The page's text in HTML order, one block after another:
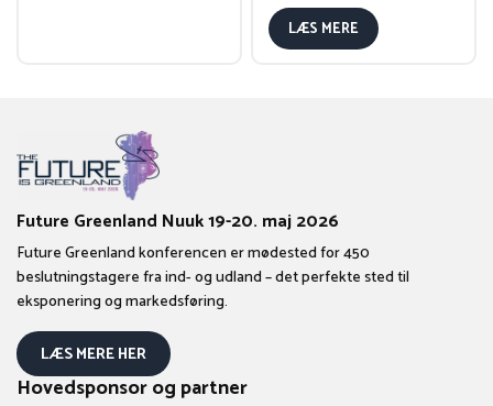
LÆS MERE
Future Greenland Nuuk 19-20. maj 2026
Future Greenland konferencen er mødested for 450
beslutningstagere fra ind- og udland – det perfekte sted til
eksponering og markedsføring.
LÆS MERE HER
Hovedsponsor og partner